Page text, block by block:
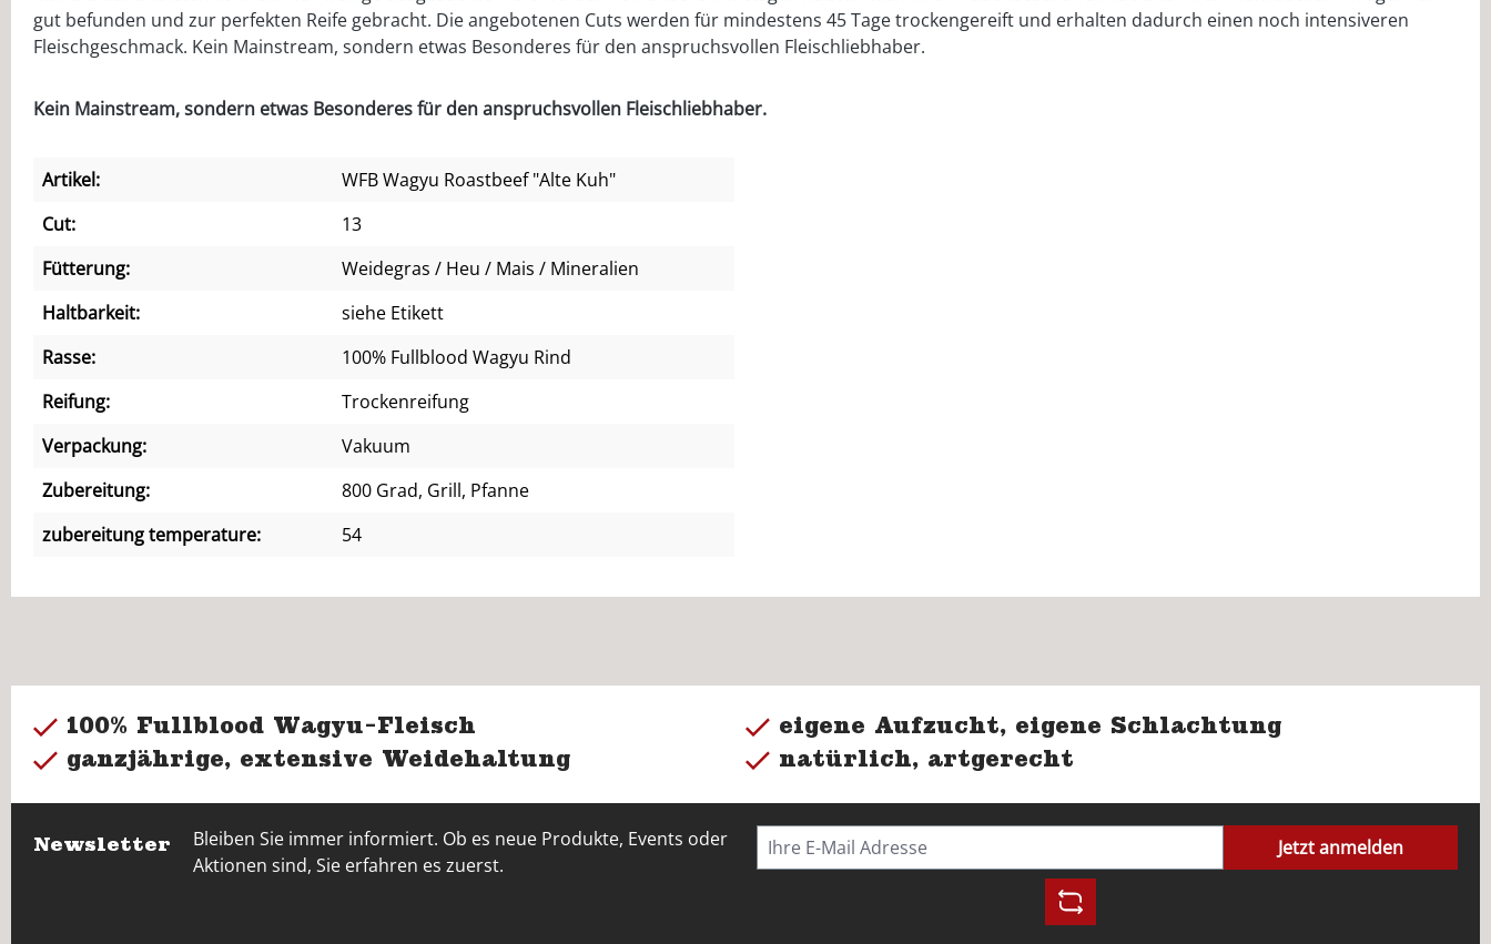
gut befunden und zur perfekten Reife gebracht. Die angebotenen Cuts werden für mindestens 45 Tage trockengereift und erhalten dadurch einen noch intensiveren
Fleischgeschmack. Kein Mainstream, sondern etwas Besonderes für den anspruchsvollen Fleischliebhaber.
Kein Mainstream, sondern etwas Besonderes für den anspruchsvollen Fleischliebhaber.
Artikel:
WFB Wagyu Roastbeef "Alte Kuh"
Cut:
13
Fütterung:
Weidegras / Heu / Mais / Mineralien
Haltbarkeit:
siehe Etikett
Rasse:
100% Fullblood Wagyu Rind
Reifung:
Trockenreifung
Verpackung:
Vakuum
Zubereitung:
800 Grad, Grill, Pfanne
zubereitung temperature:
54
100% Fullblood Wagyu-Fleisch
eigene Aufzucht, eigene Schlachtung
ganzjährige, extensive Weidehaltung
natürlich, artgerecht
Newsletter
Bleiben Sie immer informiert. Ob es neue Produkte, Events oder
Aktionen sind, Sie erfahren es zuerst.
Jetzt anmelden